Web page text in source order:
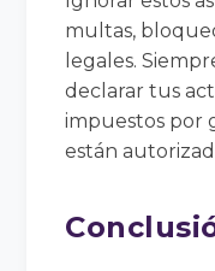
multas,
legales.
declarar tus
impuestos por
están